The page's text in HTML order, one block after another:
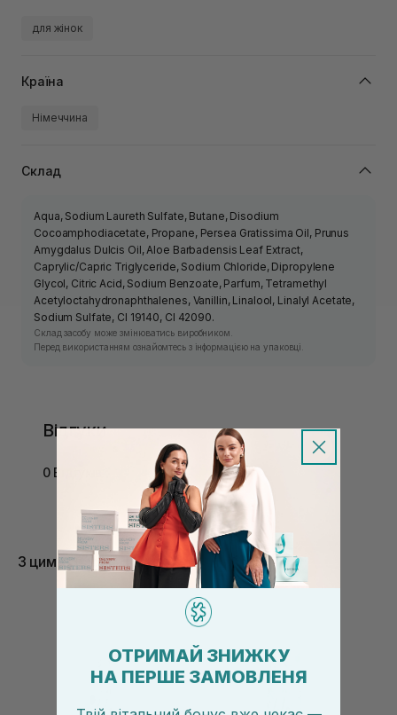
для жінок
Країна
Німеччина
Склад
Aqua, Sodium Laureth Sulfate, Butane, Disodium
Cocoamphodiacetate, Propane, Persea Gratissima Oil, Prunus
Amygdalus Dulcis Oil, Aloe Barbadensis Leaf Extract,
Caprylic/Capric Triglyceride, Sodium Chloride, Dipropylene
Glycol, Citric Acid, Sodium Benzoate, Parfum, Tetramethyl
Acetyloctahydronaphthalenes, Vanillin, Linalool, Linalyl Acetate,
Sodium Sulfate, CI 19140, CI 42090.
Склад засобу може змінюватись виробником.
Перед використанням ознайомтесь з інформацією на упаковці.
Відгуки
0 Відгуків
З цим товаром купують
ОТРИМАЙ ЗНИЖКУ
НА ПЕРШЕ ЗАМОВЛЕНЯ